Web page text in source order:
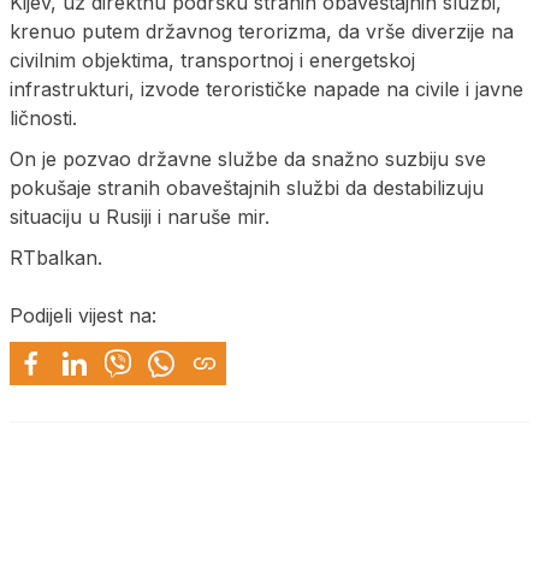
krenuo putem državnog terorizma, da vrše diverzije na
civilnim objektima, transportnoj i energetskoj
infrastrukturi, izvode terorističke napade na civile i javne
ličnosti.
On je pozvao državne službe da snažno suzbiju sve
pokušaje stranih obaveštajnih službi da destabilizuju
situaciju u Rusiji i naruše mir.
RTbalkan.
Podijeli vijest na: